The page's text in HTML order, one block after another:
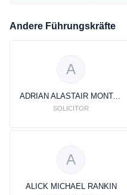
Andere Führungskräfte
A
ADRIAN ALASTAIR MONTAGUE
SOLICITOR
A
ALICK MICHAEL RANKIN